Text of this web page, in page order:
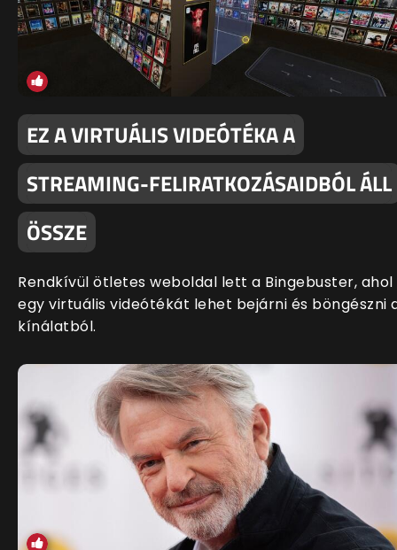
EZ A VIRTUÁLIS VIDEÓTÉKA A
STREAMING-FELIRATKOZÁSAIDBÓL ÁLL
ÖSSZE
Rendkívül ötletes weboldal lett a Bingebuster, ahol
egy virtuális videótékát lehet bejárni és böngészni
kínálatból.